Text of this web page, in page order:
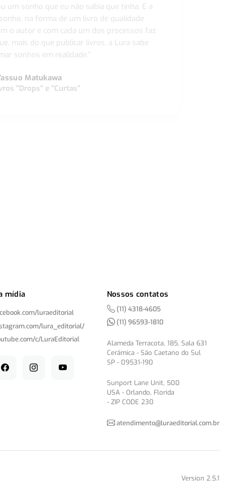
um sonho que eu não sabia que tinha. E a
na forma de um livro de qualidade
o autor e com cada um dos processos faz
mais do que publicar livros, a Lura sabe
sonhos em realidade."
Matukawa
"Drops" e “Curtas”
mídia
luraeditorial
lura_editorial/
c/LuraEditorial
Nossos contatos
(11) 4318-4605
(11) 96593-1810
Alameda Terracota, 185, Sala 631
Cerâmica - São Caetano do Sul
SP - 09531-190
Sunport Lane Unit, 500
USA - Orlando, Florida
- ZIP CODE 230
atendimento@luraeditorial.com.br
Version 2.5.1